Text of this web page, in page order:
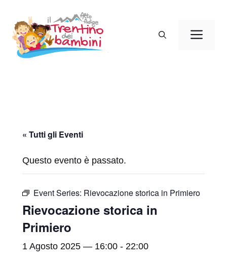
contenuto
« Tutti gli Eventi
Questo evento è passato.
Event Series: Rievocazione storica in Primiero
Rievocazione storica in
Primiero
1 Agosto 2025 — 16:00 - 22:00